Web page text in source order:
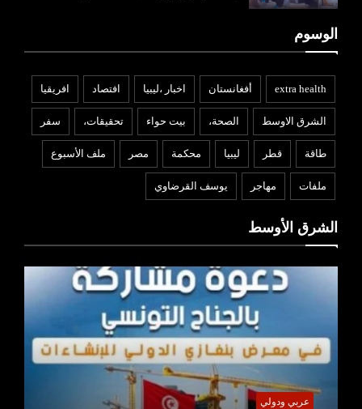
الوسوم
extra health أفغانستان اخبار ،ليبيا افتصاد افريقيا
الشرق الاوسط الصحة، بيت حواء تحقيقات، سفر
طاقة قطر ليبيا محكمة مصر ملف الأسبوع
ملفات مهاجر يوسف القرضاوي
الشرق الأوسط
عربي ودولي